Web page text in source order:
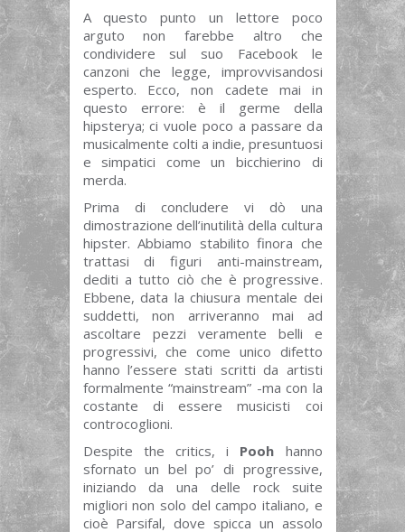
A questo punto un lettore poco
arguto non farebbe altro che
condividere sul suo Facebook le
canzoni che legge, improvvisandosi
esperto. Ecco, non cadete mai in
questo errore: è il germe della
hipsterya; ci vuole poco a passare da
musicalmente colti a indie, presuntuosi
e simpatici come un bicchierino di
merda.
Prima di concludere vi dò una
dimostrazione dell’inutilità della cultura
hipster. Abbiamo stabilito finora che
trattasi di figuri anti-mainstream,
dediti a tutto ciò che è progressive.
Ebbene, data la chiusura mentale dei
suddetti, non arriveranno mai ad
ascoltare pezzi veramente belli e
progressivi, che come unico difetto
hanno l’essere stati scritti da artisti
formalmente “mainstream” -ma con la
costante di essere musicisti coi
controcoglioni.
Despite the critics, i Pooh hanno
sfornato un bel po’ di progressive,
iniziando da una delle rock suite
migliori non solo del campo italiano, e
cioè Parsifal, dove spicca un assolo